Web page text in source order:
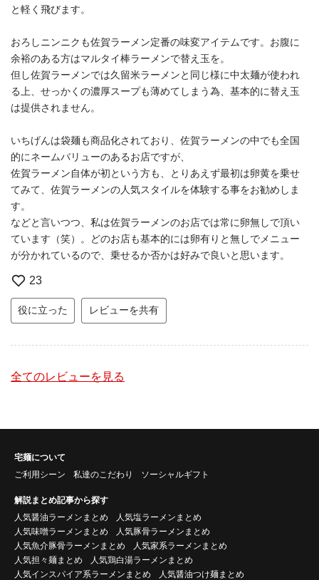
と軽く飛びます。
おろしニンニクも佐賀ラーメン定番の味変アイテムです。お腹に
余裕のある方はマルタイ棒ラーメンで替え玉を。
但し佐賀ラーメンでは久留米ラーメンと同じ様に中太麺が使われ
る上、せっかくの濃厚スープも薄めてしまう為、基本的に替え玉
は提供されません。
いちげんは袋麺も商品化されており、佐賀ラーメンの中でも全国
的にネームバリューのあるお店ですが、
佐賀ラーメン自体が初という方も、とりあえず最初は卵黄を乗せ
てみて、佐賀ラーメンの人気スタイルを体験する事をお勧めしま
す。
などと言いつつ、私は佐賀ラーメンのお店では常に卵無しで頂い
ています（笑）。どのお店も基本的には卵有りと無しでメニュー
が分かれているので、乗せるか否かは好みで良いと思います。
23
役に立った レビューを共有
全てのレビューを見る
宅麺について
ご利用シーン
私達のこだわり ソーシャルギフト
解説まとめ記事から探す
人気醤油ラーメンまとめ
人気塩ラーメンまとめ
人気味噌ラーメンまとめ
人気豚骨ラーメンまとめ
人気魚介豚骨ラーメンまとめ
人気家系ラーメンまとめ
人気担々麺まとめ
人気鶏白湯ラーメンまとめ
人気インスパイア系ラーメンまとめ
人気醤油つけ麺まとめ